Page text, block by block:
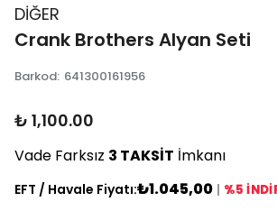
DİĞER
Crank Brothers Alyan Seti
Barkod: 641300161956
₺ 1,100.00
Vade Farksız 3 TAKSİT İmkanı
EFT / Havale Fiyatı:₺1.045,00 | %5